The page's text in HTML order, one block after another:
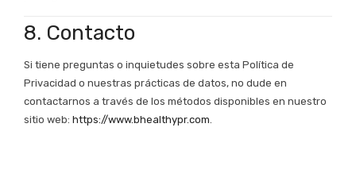
8. Contacto
Si tiene preguntas o inquietudes sobre esta Política de
Privacidad o nuestras prácticas de datos, no dude en
contactarnos a través de los métodos disponibles en nuestro
sitio web: https://www.bhealthypr.com